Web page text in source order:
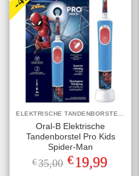
Oral-B Elektrische
Tandenborstel Pro Kids
Spider-Man
€35,00 Oorspronkelijke
prijs
€19,99Huidige
prijs